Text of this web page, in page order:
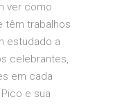
ver como
têm trabalhos
estudado a
celebrantes,
em cada
e sua